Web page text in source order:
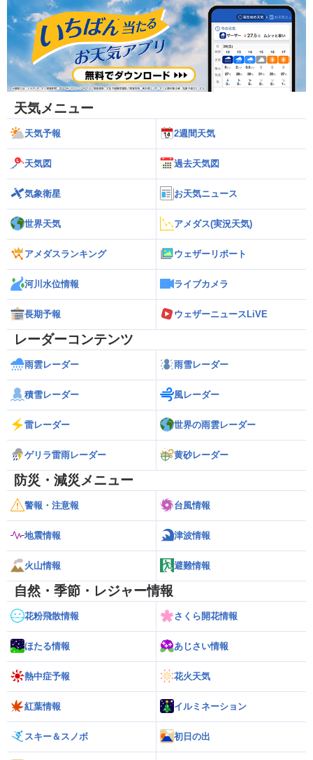
天気メニュー
天気予報 2週間天気
天気図 過去天気図
気象衛星 お天気ニュース
世界天気 アメダス(実況天気)
アメダスランキング ウェザーリポート
河川水位情報 ライブカメラ
長期予報 ウェザーニュースLiVE
レーダーコンテンツ
雨雲レーダー 雨雪レーダー
積雪レーダー 風レーダー
雷レーダー 世界の雨雲レーダー
ゲリラ雷雨レーダー 黄砂レーダー
防災・減災メニュー
警報・注意報 台風情報
地震情報 津波情報
火山情報 避難情報
自然・季節・レジャー情報
花粉飛散情報 さくら開花情報
ほたる情報 あじさい情報
熱中症予報 花火天気
紅葉情報 イルミネーション
スキー＆スノボ 初日の出